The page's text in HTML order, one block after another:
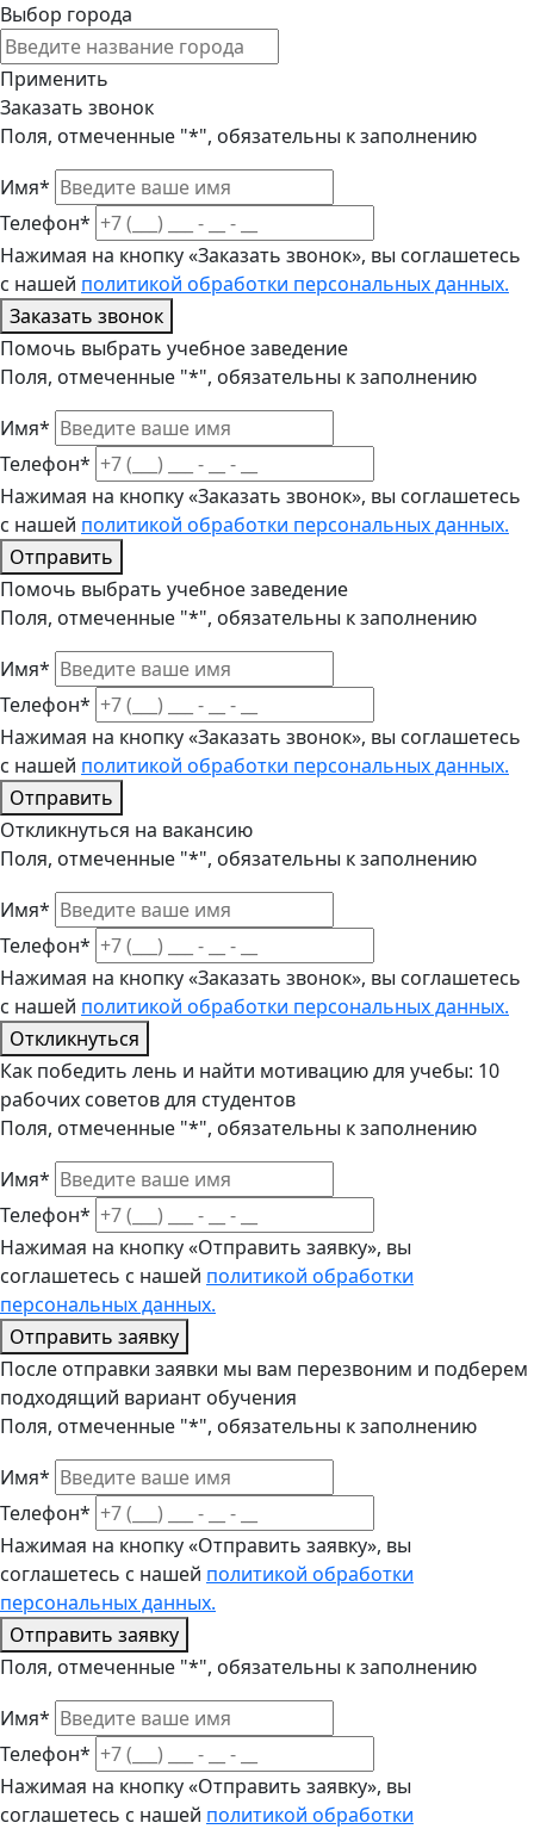
Выбор города
Применить
Заказать звонок
Поля, отмеченные "*", обязательны к заполнению
Имя*
Телефон*
Нажимая на кнопку «Заказать звонок», вы соглашетесь
с нашей политикой обработки персональных данных.
Заказать звонок
Помочь выбрать учебное заведение
Поля, отмеченные "*", обязательны к заполнению
Имя*
Телефон*
Нажимая на кнопку «Заказать звонок», вы соглашетесь
с нашей политикой обработки персональных данных.
Отправить
Помочь выбрать учебное заведение
Поля, отмеченные "*", обязательны к заполнению
Имя*
Телефон*
Нажимая на кнопку «Заказать звонок», вы соглашетесь
с нашей политикой обработки персональных данных.
Отправить
Откликнуться на вакансию
Поля, отмеченные "*", обязательны к заполнению
Имя*
Телефон*
Нажимая на кнопку «Заказать звонок», вы соглашетесь
с нашей политикой обработки персональных данных.
Откликнуться
Как победить лень и найти мотивацию для учебы: 10
рабочих советов для студентов
Поля, отмеченные "*", обязательны к заполнению
Имя*
Телефон*
Нажимая на кнопку «Отправить заявку», вы
соглашетесь с нашей политикой обработки
персональных данных.
Отправить заявку
После отправки заявки мы вам перезвоним и подберем
подходящий вариант обучения
Поля, отмеченные "*", обязательны к заполнению
Имя*
Телефон*
Нажимая на кнопку «Отправить заявку», вы
соглашетесь с нашей политикой обработки
персональных данных.
Отправить заявку
Поля, отмеченные "*", обязательны к заполнению
Имя*
Телефон*
Нажимая на кнопку «Отправить заявку», вы
соглашетесь с нашей политикой обработки